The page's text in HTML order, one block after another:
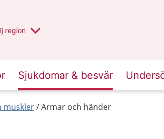
har valt region
en annan
region
Sjukdomar & besvär
muskler Armar och händer